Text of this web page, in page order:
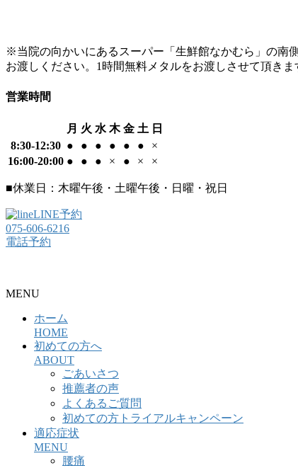
※当院の向かいにあるスーパー「生鮮館なかむら」の南
お渡しください。1時間無料メタルをお渡しさせて頂きま
営業時間
月 火 水 木 金 土 日
8:30-12:30 ● ● ● ● ● ●
×
16:00-20:00 ● ● ● × ● × ×
■休業日：木曜午後・土曜午後・日曜・祝日
LINE予約
075-606-6216
電話予約
MENU
ホーム
HOME
初めての方へ
ABOUT
ごあいさつ
推薦者の声
よくあるご質問
初めての方トライアルキャンペーン
適応症状
MENU
腰痛